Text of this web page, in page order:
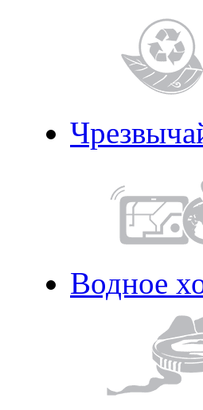
Водное